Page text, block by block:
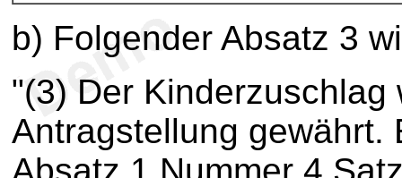
b) Folgender Absatz 3
"(3) Der
Antragstellung gewährt.